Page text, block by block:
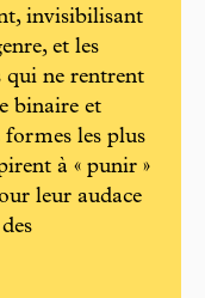
invisibilisant
et les
qui ne rentrent
binaire et
formes les plus
à « punir »
leur audace